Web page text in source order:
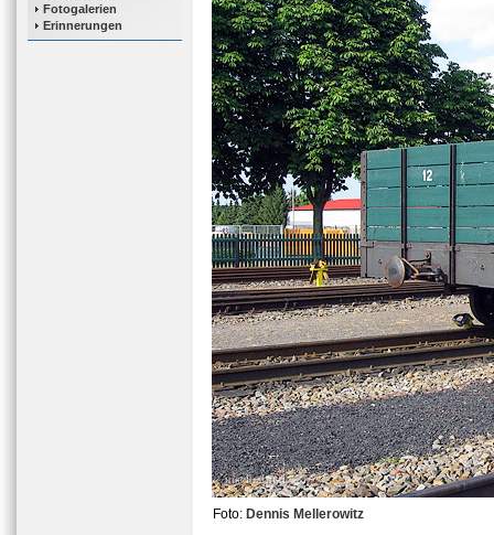
Fotogalerien
Erinnerungen
Foto: Dennis Mellerowitz